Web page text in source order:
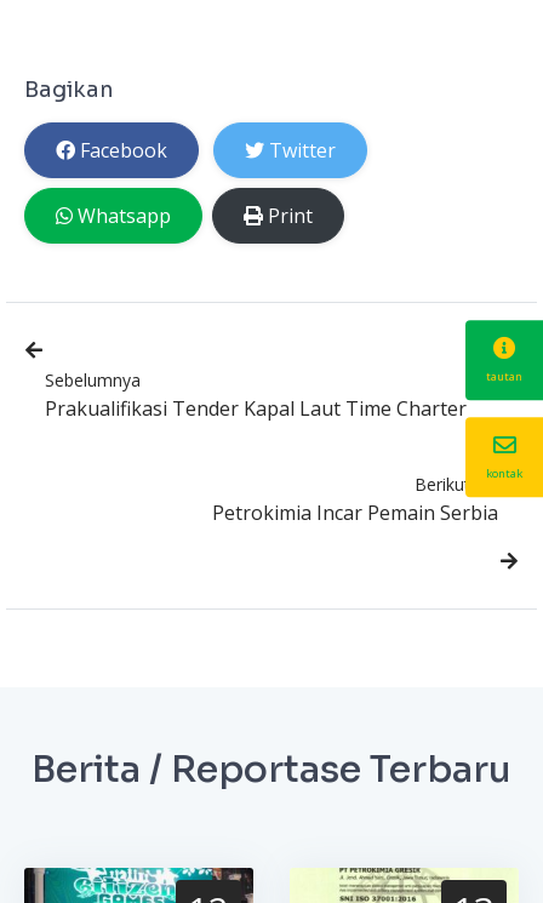
Bagikan
Facebook Twitter
Whatsapp Print
Sebelumnya
Prakualifikasi Tender Kapal Laut Time Charter
Berikutnya
Petrokimia Incar Pemain Serbia
Berita / Reportase Terbaru
tautan
kontak